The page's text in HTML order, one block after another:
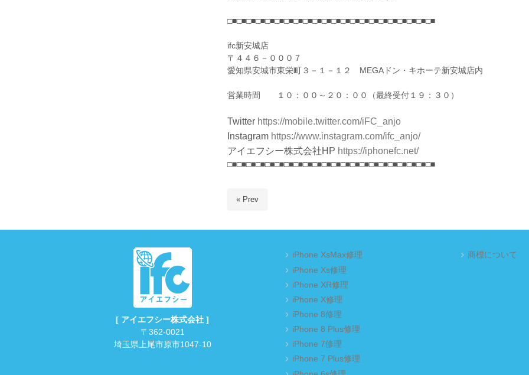
□■□■□■□■□■□■□■□■□■□■□■□■□■□■□■□■□■□■□■□■□■□■
ifc新安城店
〒４４６－０００７
愛知県安城市東栄町３－１－１２ MEGAドン・キホーテ新安城店内
営業時間 １０：００～２０：００（最終受付１９：３０）
Twitter https://mobile.twitter.com/iFC_anjo
Instagramhttps://www.instagram.com/ifc_anjo/
アイエフシー株式会社HP https://iphonefc.net/
□■□■□■□■□■□■□■□■□■□■□■□■□■□■□■□■□■□■□■□■□■□■
« Prev
[ アイエフシー株式会社 ]
〒362-0021
埼玉県上尾市原市1047-10
iPhone XsMax修理
iPhone Xs修理
iPhone XR修理
iPhone X修理
iPhone 8修理
iPhone 8 Plus修理
iPhone 7修理
iPhone 7 Plus修理
商標について